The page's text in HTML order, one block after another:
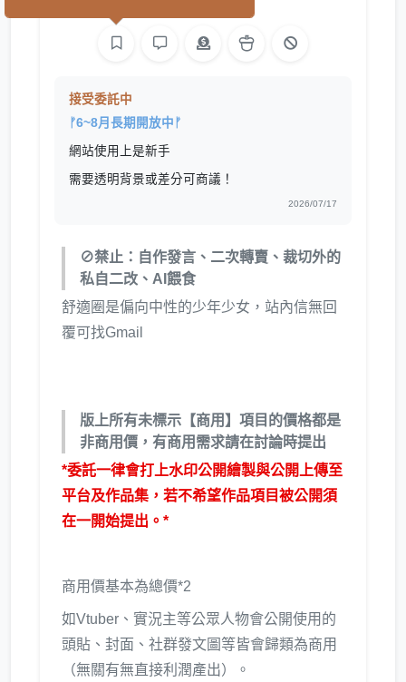
接受委託中
ᚠ6~8月長期開放中ᚠ
網站使用上是新手
需要透明背景或差分可商議！
2026/07/17
⊘禁止：自作發言、二次轉賣、裁切外的
私自二改、AI餵食
舒適圈是偏向中性的少年少女，站內信無回
覆可找Gmail
版上所有未標示【商用】項目的價格都是
非商用價，有商用需求請在討論時提出
*委託一律會打上水印公開繪製與公開上傳至
平台及作品集，若不希望作品項目被公開須
在一開始提出。*
商用價基本為總價*2
如Vtuber、實況主等公眾人物會公開使用的
頭貼、封面、社群發文圖等皆會歸類為商用
（無關有無直接利潤產出）。